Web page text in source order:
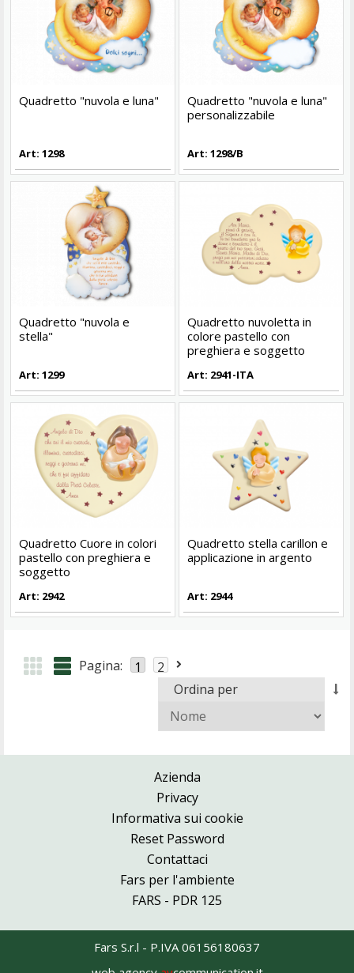
Quadretto "nuvola e luna"
Art: 1298
Quadretto "nuvola e luna"
personalizzabile
Art: 1298/B
Quadretto "nuvola e
stella"
Art: 1299
Quadretto nuvoletta in
colore pastello con
preghiera e soggetto
Art: 2941-ITA
Quadretto Cuore in colori
pastello con preghiera e
soggetto
Art: 2942
Quadretto stella carillon e
applicazione in argento
Art: 2944
Pagina: 1
2
Ordina per
Azienda
Privacy
Informativa sui cookie
Reset Password
Contattaci
Fars per l'ambiente
FARS - PDR 125
Fars S.r.l - P.IVA 06156180637